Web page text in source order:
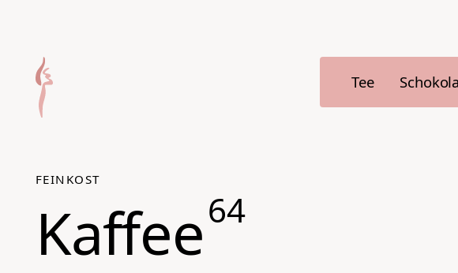
Tee
FEINKOST
Kaffee64